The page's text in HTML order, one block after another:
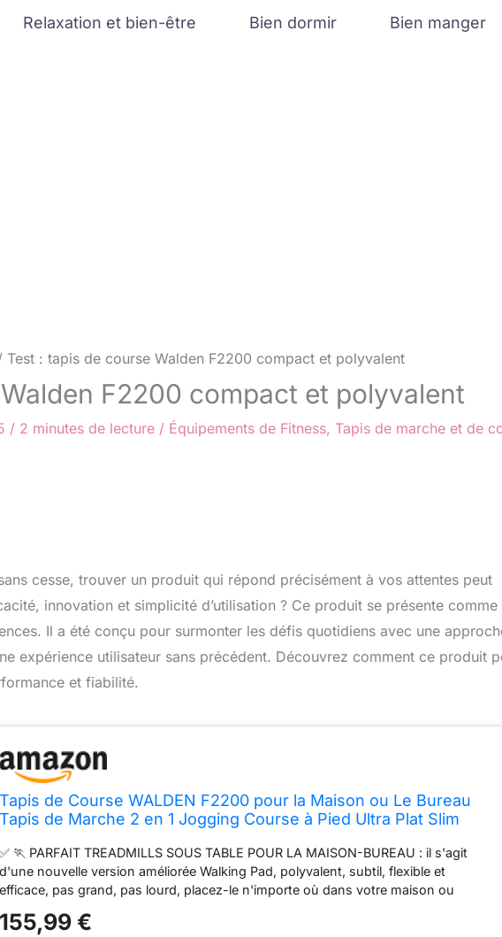
Relaxation et bien-être Bien dormir
Bien manger
Test : tapis de course Walden F2200 compact et polyvalent
F2200 compact et polyvalent
/ 2 minutes de lecture / Équipements de Fitness, Tapis de marche et de
cesse, trouver un produit qui répond précisément à vos attentes peut
innovation et simplicité d’utilisation ? Ce produit se présente comme
Il a été conçu pour surmonter les défis quotidiens avec une
expérience utilisateur sans précédent. Découvrez comment ce produit
et fiabilité.
Tapis de Course WALDEN F2200 pour la Maison ou Le Bureau
Tapis de Marche 2 en 1 Jogging Course à Pied Ultra Plat Slim
✅ 🏃 PARFAIT TREADMILLS SOUS TABLE POUR LA MAISON-BUREAU : il s'agit
d'une nouvelle version améliorée Walking Pad, polyvalent, subtil, flexible et
efficace, pas grand, pas lourd, placez-le n'importe où dans votre maison ou
3-en-1 SOUS L'ÉCRAN AVEC MOTEUR ULTRA SILENCIEUX- Avec 1-6KMH
155,99 €